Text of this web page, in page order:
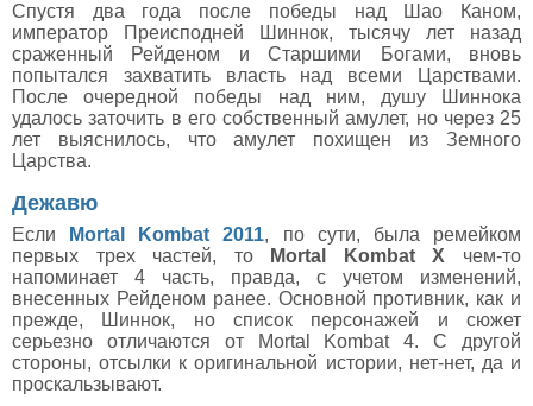
Спустя два года после победы над Шао Каном,
император Преисподней Шиннок, тысячу лет назад
сраженный Рейденом и Старшими Богами, вновь
попытался захватить власть над всеми Царствами.
После очередной победы над ним, душу Шиннока
удалось заточить в его собственный амулет, но через 25
лет выяснилось, что амулет похищен из Земного
Царства.
Дежавю
Если Mortal Kombat 2011, по сути, была ремейком
первых трех частей, то
Mortal Kombat X чем-то
напоминает 4 часть, правда, с учетом изменений,
внесенных Рейденом ранее. Основной противник, как и
прежде, Шиннок, но список персонажей и сюжет
серьезно отличаются от Mortal Kombat 4. С другой
стороны, отсылки к оригинальной истории, нет-нет, да и
проскальзывают.